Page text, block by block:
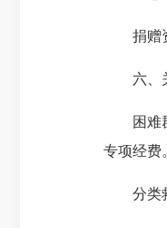
捐赠资
六、
困难群
专项经费
分类救